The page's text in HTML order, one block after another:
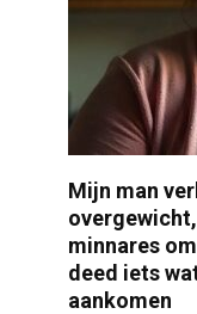
Mijn man
minnares
deed iets
aankomen